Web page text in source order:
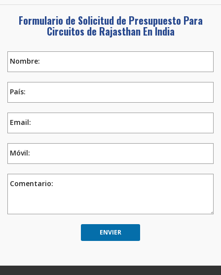
Formulario de Solicitud de Presupuesto Para
Circuitos de Rajasthan En India
Nombre:
País:
Email:
Móvil:
Comentario: